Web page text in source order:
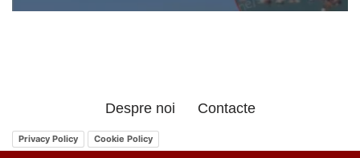
Despre noi Contacte
Privacy Policy Cookie Policy